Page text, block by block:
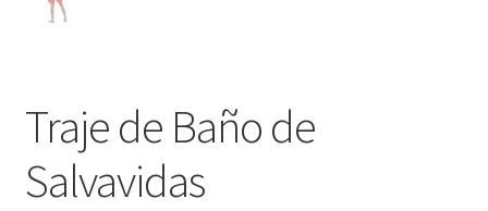
Traje de Baño de
Salvavidas